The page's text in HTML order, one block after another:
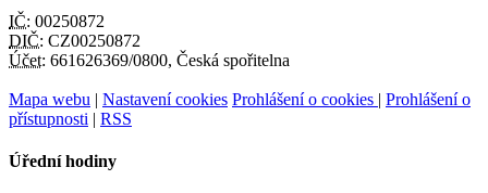
IČ: 00250872
DIČ: CZ00250872
Účet: 661626369/0800, Česká spořitelna
Mapa webu | Nastavení cookies Prohlášení o cookies | Prohlášení o
přístupnosti | RSS
Úřední hodiny